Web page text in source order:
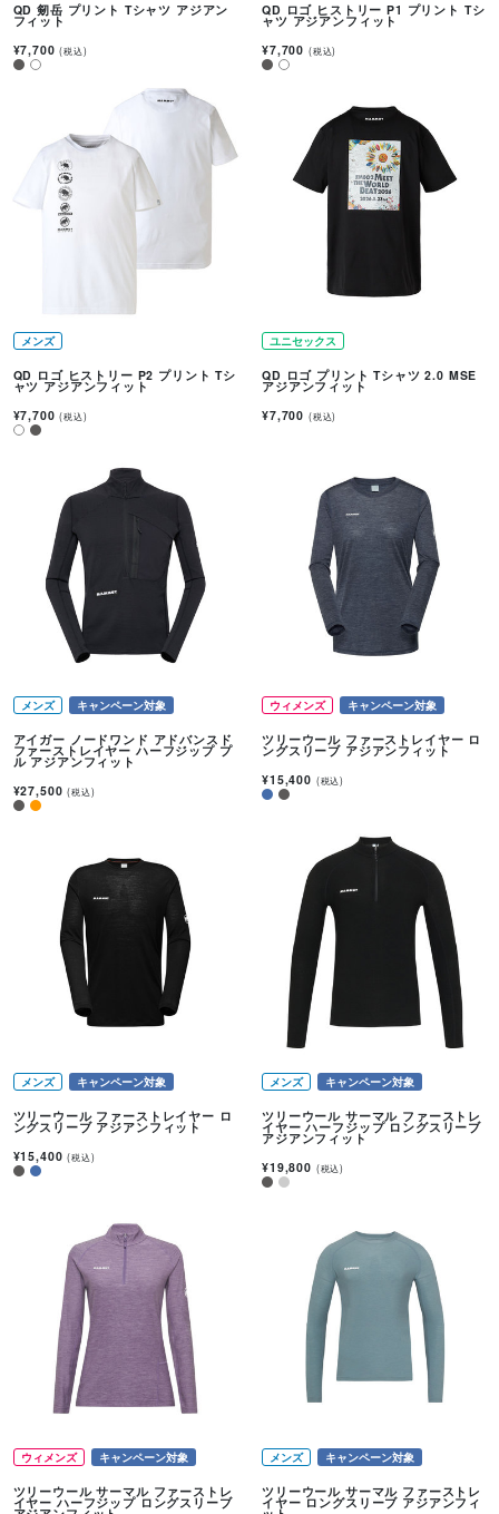
QD 剱岳 プリント Tシャツ アジアン
フィット
¥7,700(税込)
QD ロゴ ヒストリー P1 プリント Tシ
ャツ アジアンフィット
¥7,700 (税込)
メンズ
QD ロゴ ヒストリー P2 プリント Tシ
ャツ アジアンフィット
¥7,700(税込)
ユニセックス
QD ロゴ プリント Tシャツ 2.0 MSE
アジアンフィット
¥7,700 (税込)
メンズ キャンペーン対象
アイガー ノードワンド アドバンスド
ファーストレイヤー ハーフジップ プ
ル アジアンフィット
¥27,500(税込)
ウィメンズ キャンペーン対象
ツリーウール ファーストレイヤー ロ
ングスリーブ アジアンフィット
¥15,400 (税込)
メンズ キャンペーン対象
ツリーウール ファーストレイヤー ロ
ングスリーブ アジアンフィット
¥15,400(税込)
メンズ キャンペーン対象
ツリーウール サーマル ファーストレ
イヤー ハーフジップ ロングスリーブ
アジアンフィット
¥19,800 (税込)
ウィメンズ キャンペーン対象
ツリーウール サーマル ファーストレ
イヤー ハーフジップ ロングスリーブ
メンズ キャンペーン対象
ツリーウール サーマル ファーストレ
イヤー ロングスリーブ アジアンフィ